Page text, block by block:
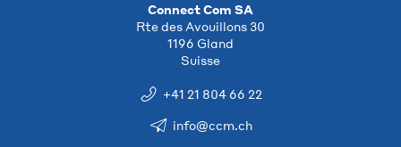
Connect Com SA
Rte des Avouillons 30
1196 Gland
Suisse
+41 21 804 66 22
info@ccm.ch